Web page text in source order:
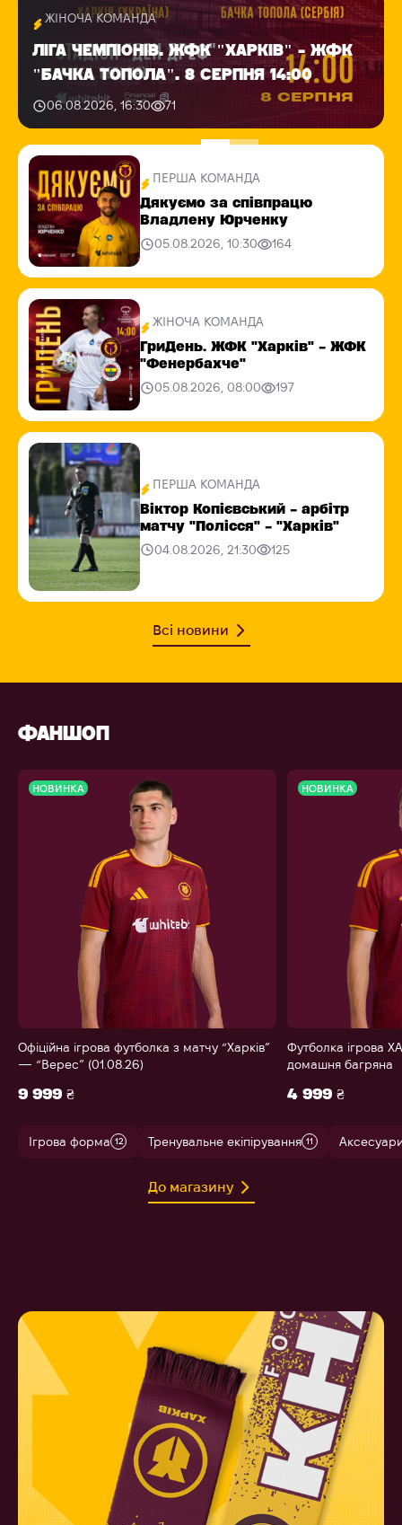
ЖІНОЧА КОМАНДА
ЛІГА ЧЕМПІОНІВ. ЖФК "ХАРКІВ" - ЖФК
"БАЧКА ТОПОЛА". 8 СЕРПНЯ 14:00
06.08.2026, 16:30 71
ПЕРША КОМАНДА
Дякуємо за співпрацю
Владлену Юрченку
05.08.2026, 10:30 164
ЖІНОЧА КОМАНДА
ГриДень. ЖФК "Харків" - ЖФК
"Фенербахче"
05.08.2026, 08:00 197
ПЕРША КОМАНДА
Віктор Копієвський - арбітр
матчу "Полісся" - "Харків"
04.08.2026, 21:30 125
Всі новини
ФАНШОП
НОВИНКА
Офіційна ігрова футболка з матчу “Харків”
— “Верес” (01.08.26)
9 999 ₴
НОВИНКА
Футболка ігрова
домашня багряна
4 999 ₴
Ігрова форма 12 Тренувальне екіпірування 11
До магазину